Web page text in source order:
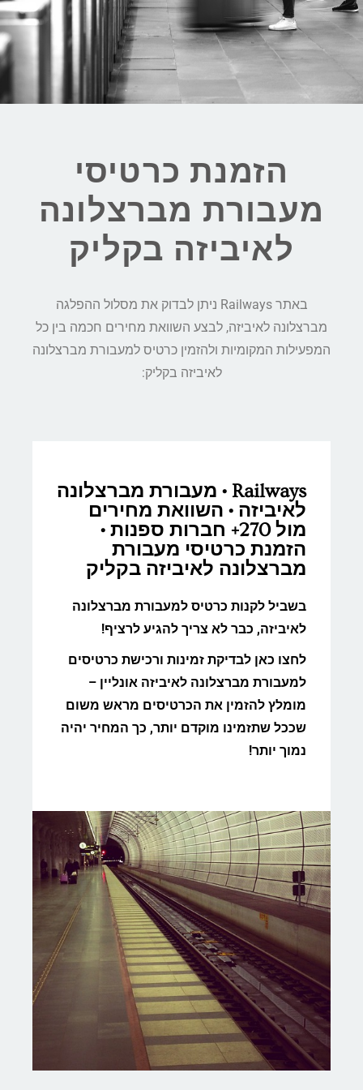
הזמנת כרטיסי
מעבורת מברצלונה
לאיביזה בקליק
באתר Railways ניתן לבדוק את מסלול ההפלגה
מברצלונה לאיביזה, לבצע השוואת מחירים חכמה בין כל
המפעילות המקומיות ולהזמין כרטיס למעבורת מברצלונה
לאיביזה בקליק:
Railways • מעבורת מברצלונה
לאיביזה • השוואת מחירים
מול 270+ חברות ספנות •
הזמנת כרטיסי מעבורת
מברצלונה לאיביזה בקליק
בשביל לקנות כרטיס למעבורת מברצלונה
לאיביזה, כבר לא צריך להגיע לרציף!
לחצו כאן לבדיקת זמינות ורכישת כרטיסים
למעבורת מברצלונה לאיביזה אונליין –
מומלץ להזמין את הכרטיסים מראש משום
שככל שתזמינו מוקדם יותר, כך המחיר יהיה
נמוך יותר!